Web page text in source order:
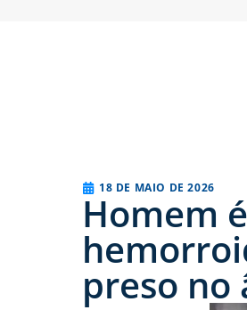
18 DE MAIO DE 2026
Homem
preso no